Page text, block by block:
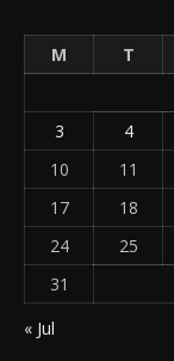
M
T
3
4
10
11
17
18
24
25
31
« Jul